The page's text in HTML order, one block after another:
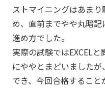
ストマイニングはあま
め、直前までやや丸暗
進め方でした。
実際の試験ではEXCEL
にややとまどいました
でき、今回合格すること